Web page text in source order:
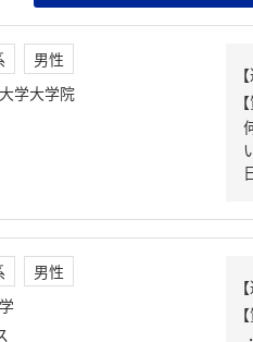
男性
学大学院
男性